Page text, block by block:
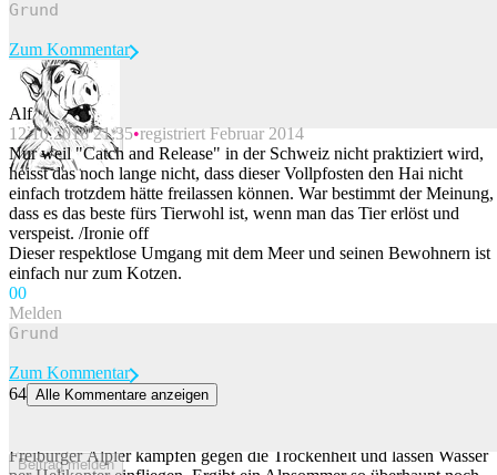
Beitrag melden
Zum Kommentar
Alf
12.10.2016 21:35 registriert Februar 2014
Nur weil "Catch and Release" in der Schweiz nicht praktiziert wird,
heisst das noch lange nicht, dass dieser Vollpfosten den Hai nicht
einfach trotzdem hätte freilassen können. War bestimmt der Meinung,
dass es das beste fürs Tierwohl ist, wenn man das Tier erlöst und
verspeist. /Ironie off
Dieser respektlose Umgang mit dem Meer und seinen Bewohnern ist
einfach nur zum Kotzen.
00
Melden
Beitrag melden
Zum Kommentar
64 Alle Kommentare anzeigen
Freiburger Älpler kämpfen gegen die Trockenheit und lassen Wasser